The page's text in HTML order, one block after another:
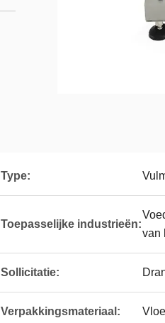
Type:
Toepasselijke industrieën:
van
Sollicitatie:
Verpakkingsmateriaal: